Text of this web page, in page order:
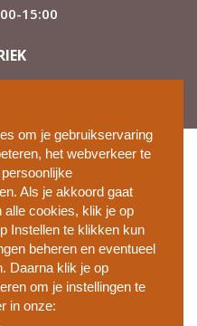
om je gebruikservaring
het webverkeer te
Als je akkoord gaat
alle cookies, klik je op
Instellen te klikken kun
beheren en eventueel
Daarna klik je op
om je instellingen te
in onze:
15:00